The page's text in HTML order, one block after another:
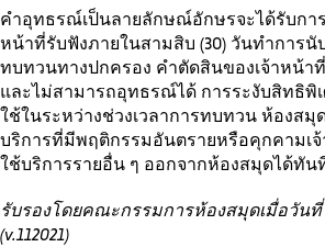
คำอุทธรณ์เป็นลายลักษณ์อักษรจะได้รับกา
หน้าที่รับฟังภายในสามสิบ (30) วันทำการ
ทบทวนทางปกครอง คำตัดสินของเจ้าหน้า
และไม่สามารถอุทธรณ์ได้ การระงับสิทธิพิ
ใช้ในระหว่างช่วงเวลาการทบทวน ห้องสมุ
บริการที่มีพฤติกรรมอันตรายหรือคุกคามเ
ใช้บริการรายอื่น ๆ ออกจากห้องสมุดได้ทัน
รับรองโดยคณะกรรมการห้องสมุดเมื่อวันที่
(v.112021)